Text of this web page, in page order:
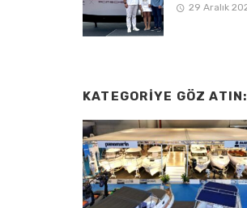
29 Aralık
KATEGORIYE GÖZ ATIN: